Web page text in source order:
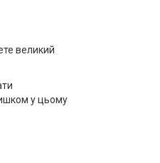
великий
у цьому